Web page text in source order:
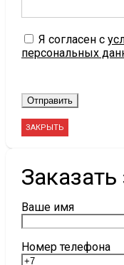
Я согласен с
персональных
ЗАКРЫТЬ
Ваше имя
Номер телефона